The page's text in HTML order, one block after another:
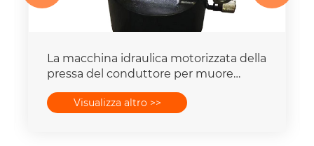
La macchina idraulica motorizzata della
pressa del conduttore per muore
400mm2 degli insiemi 25T-300T
Visualizza altro >>